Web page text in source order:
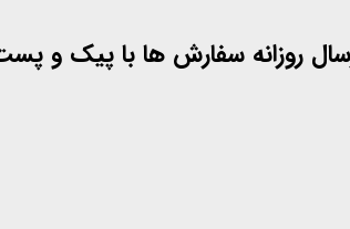
روزانه سفارش ها با پیک و